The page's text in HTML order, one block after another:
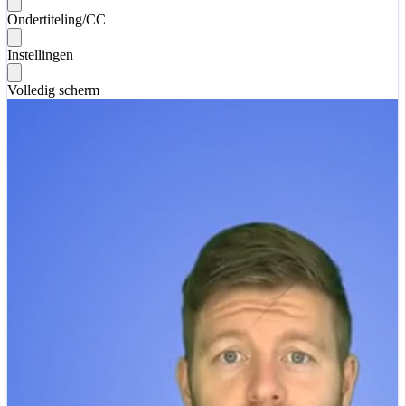
Ondertiteling/CC
Instellingen
Volledig scherm